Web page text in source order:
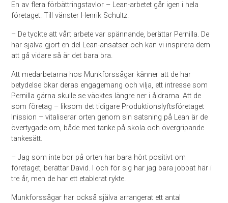
En av flera förbättringstavlor – Lean-arbetet går igen i hela
företaget. Till vänster Henrik Schultz.
– De tyckte att vårt arbete var spännande, berättar Pernilla. De
har själva gjort en del Lean-ansatser och kan vi inspirera dem
att gå vidare så är det bara bra.
Att medarbetarna hos Munkforssågar känner att de har
betydelse ökar deras engagemang och vilja, ett intresse som
Pernilla gärna skulle se väcktes längre ner i åldrarna. Att de
som företag – liksom det tidigare Produktionslyftsföretaget
Inission – vitaliserar orten genom sin satsning på Lean är de
övertygade om, både med tanke på skola och övergripande
tankesätt.
– Jag som inte bor på orten har bara hört positivt om
företaget, berättar David. I och för sig har jag bara jobbat här i
tre år, men de har ett etablerat rykte.
Munkforssågar har också själva arrangerat ett antal